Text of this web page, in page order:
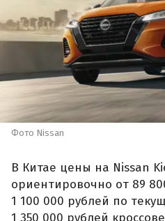
Фото Nissan
В Китае цены на Nissan
ориентировочно от 89
1 100 000 рублей по
1 350 000 рублей